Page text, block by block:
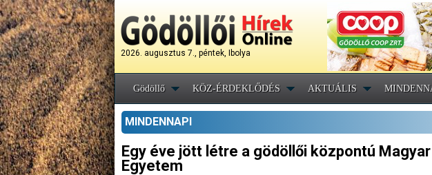
2026. augusztus 7., péntek, Ibolya
Gödöllő KÖZ-ÉRDEKLŐDÉS AKTUÁLIS
MINDENNAPI
Egy éve jött létre a gödöllői központú
Egyetem